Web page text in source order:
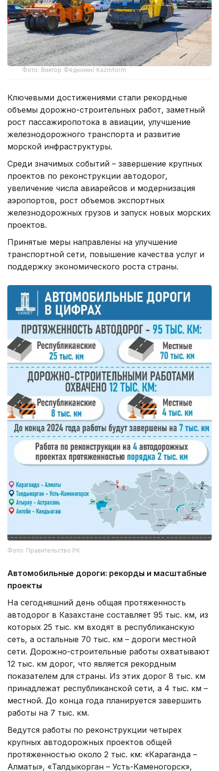
Фото: Виктор Федюнин/ Kazinform
Ключевыми достижениями стали рекордные
объемы дорожно-строительных работ, заметный
рост пассажиропотока в авиации, улучшение
железнодорожного транспорта и развитие
морской инфраструктуры.
Среди значимых событий – завершение крупных
проектов по реконструкции автодорог,
увеличение числа авиарейсов и модернизация
аэропортов, рост объемов экспортных
железнодорожных грузов и запуск новых морских
проектов.
Принятые меры направлены на улучшение
транспортной сети, повышение качества услуг и
поддержку экономического роста страны.
Фото: Правительство РК
Автомобильные дороги: рекорды и масштабные
проекты
На сегодняшний день общая протяженность
автодорог в Казахстане составляет 95 тыс. км, из
которых 25 тыс. км входят в республиканскую
сеть, а остальные 70 тыс. км – дороги местной
сети. Дорожно-строительные работы охватывают
12 тыс. км дорог, что является рекордным
показателем для страны. Из этих дорог 8 тыс. км
принадлежат республиканской сети, а 4 тыс. км –
местной. До конца года планируется завершить
работы на 7 тыс. км.
Ведутся работы по реконструкции четырех
крупных автодорожных проектов общей
протяженностью около 2 тыс. км: «Караганда –
Алматы», «Талдыкорган – Усть-Каменогорск»,